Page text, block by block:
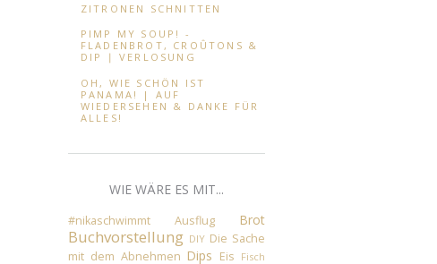
ZITRONEN SCHNITTEN
PIMP MY SOUP! -
FLADENBROT, CROÛTONS &
DIP ∣ VERLOSUNG
OH, WIE SCHÖN IST
PANAMA! | AUF
WIEDERSEHEN & DANKE FÜR
ALLES!
WIE WÄRE ES MIT...
#nikaschwimmt Ausflug Brot
Buchvorstellung DIY Die Sache
mit dem Abnehmen Dips Eis Fisch